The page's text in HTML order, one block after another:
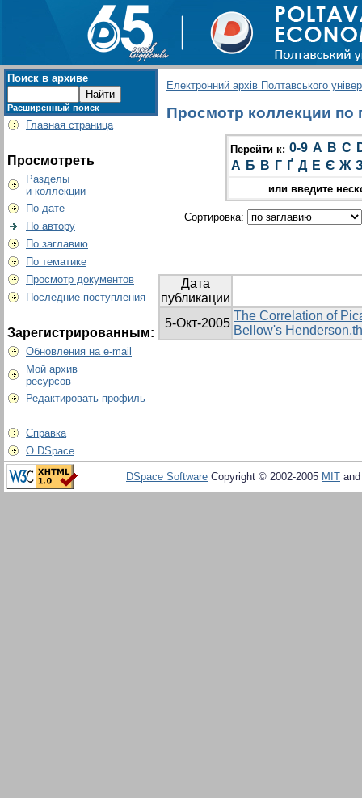
Поиск в архиве
Расширенный поиск
Главная страница
Просмотреть
Разделы
и коллекции
По дате
По автору
По заглавию
По тематике
Просмотр документов
Последние поступления
Зарегистрированным:
Обновления на e-mail
Мой архив
ресурсов
Редактировать профиль
Справка
О DSpace
Електронний архів Полтавського
Просмотр коллекции по
Перейти к: 0-9 A B C
А Б В Г Ґ Д Е Є Ж
или введите
Сортировка:
Дата
публикации
5-Окт-2005
The Correlation of
Bellow's
DSpace Software Copyright © 2002-2005 MIT